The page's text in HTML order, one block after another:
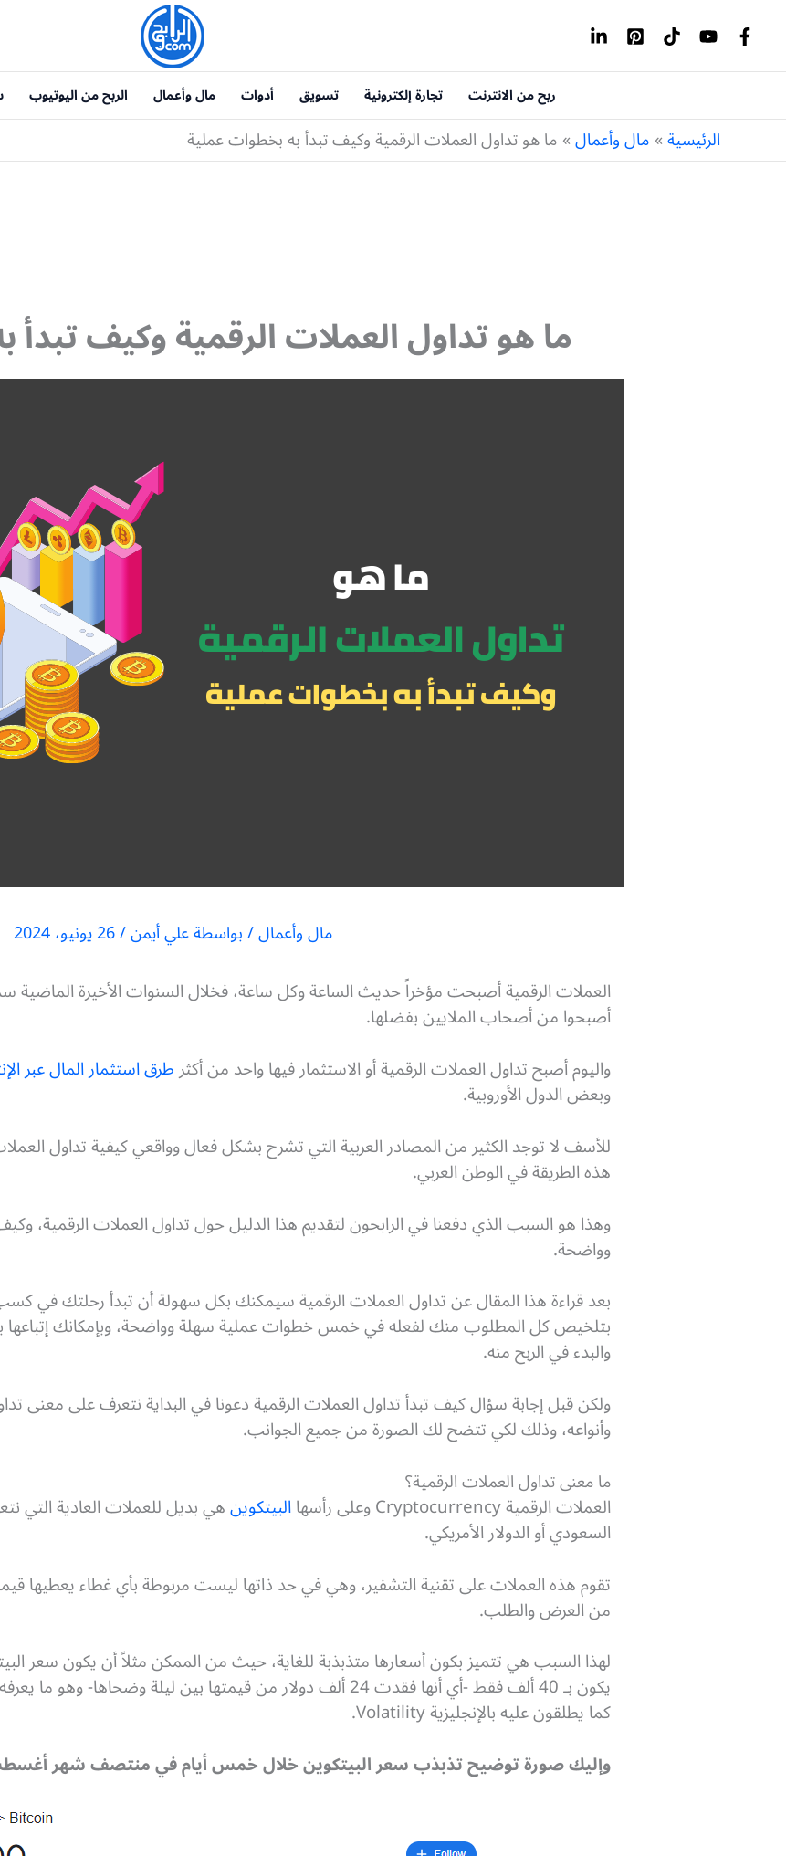
المحتوى
ربح من الانترنت تجارة إلكترونية تسويق أدوات مال وأعمال الربح من اليوتيوب
الرئيسية مال وأعمال ما هو تداول العملات الرقمية وكيف تبدأ به بخطوات عملية
ما هو تداول العملات الرقمية وكيف
مال وأعمال/ بواسطةعلي أيمن/26 يونيو، 2024
العملات الرقمية أصبحت مؤخراً حديث الساعة وكل ساعة، فخلال السنوات الأخيرة الماضية
أصبحوا من أصحاب الملايين بفضلها.
واليوم أصبح تداول العملات الرقمية أو الاستثمار فيها واحد من أكثرطرق استثمار المال عبر
وبعض الدول الأوروبية.
للأسف لا توجد الكثير من المصادر العربية التي تشرح بشكل فعال وواقعي كيفية تداول
هذه الطريقة في الوطن العربي.
وهذا هو السبب الذي دفعنا في الرابحون لتقديم هذا الدليل حول تداول العملات الرقمية،
وواضحة.
بعد قراءة هذا المقال عن تداول العملات الرقمية سيمكنك بكل سهولة أن تبدأ رحلتك في
بتلخيص كل المطلوب منك لفعله في خمس خطوات عملية سهلة وواضحة، وبإمكانك إتباعها
والبدء في الربح منه.
ولكن قبل إجابة سؤال كيف تبدأ تداول العملات الرقمية دعونا في البداية نتعرف على معنى
وأنواعه، وذلك لكي تتضح لك الصورة من جميع الجوانب.
ما معنى تداول العملات الرقمية؟
العملات الرقمية Cryptocurrency وعلى رأسها البيتكوينهي بديل للعملات العادية التي
السعودي أو الدولار الأمريكي.
تقوم هذه العملات على تقنية التشفير، وهي في حد ذاتها ليست مربوطة بأي غطاء يعطيها
من العرض والطلب.
يكون بـ 40 ألف فقط -أي أنها فقدت 24 ألف دولار من قيمتها بين ليلة
كما يطلقون عليه بالإنجليزية Volatility.
وإليك صورة توضيح تذبذب سعر البيتكوين خلال خمس أيام في منتصف شهر أغسطس